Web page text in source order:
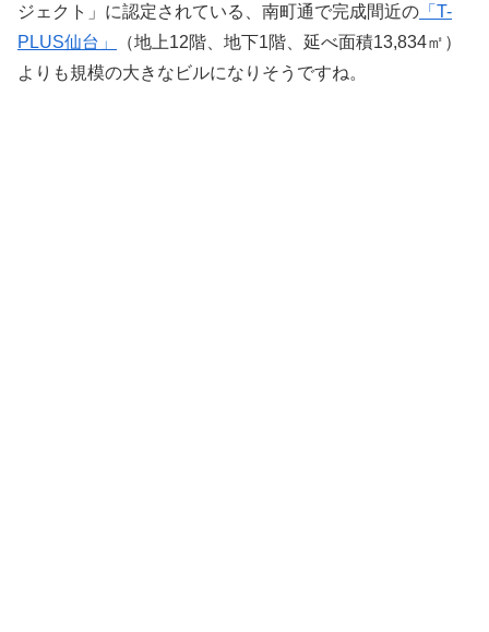
ジェクト」に認定されている、南町通で完成間近の 「T-
PLUS仙台」
（地上12階、地下1階、延べ面積13,834㎡）
よりも規模の大きなビルになりそうですね。